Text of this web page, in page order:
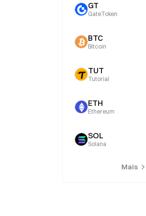
GT
GateToken
BTC
Bitcoin
TUT
Tutorial
ETH
Ethereum
SOL
Solana
Mais